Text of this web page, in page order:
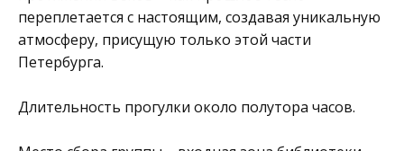
переплетается с настоящим, создавая уникальную
атмосферу, присущую только этой части
Петербурга.
Длительность прогулки около полутора часов.